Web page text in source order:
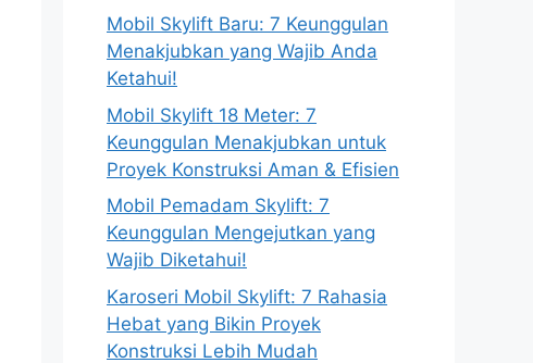
Mobil Skylift Baru: 7 Keunggulan
Menakjubkan yang Wajib Anda
Ketahui!
Mobil Skylift 18 Meter: 7
Keunggulan Menakjubkan untuk
Proyek Konstruksi Aman & Efisien
Mobil Pemadam Skylift: 7
Keunggulan Mengejutkan yang
Wajib Diketahui!
Karoseri Mobil Skylift: 7 Rahasia
Hebat yang Bikin Proyek
Konstruksi Lebih Mudah